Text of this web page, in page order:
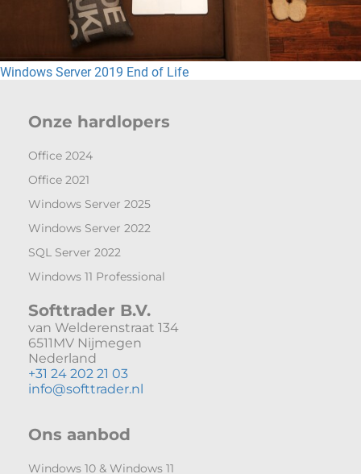
Windows Server 2019 End of Life
Onze hardlopers
Office 2024
Office 2021
Windows Server 2025
Windows Server 2022
SQL Server 2022
Windows 11 Professional
Softtrader B.V.
van Welderenstraat 134
6511MV Nijmegen
Nederland
+31 24 202 21 03
info@softtrader.nl
Ons aanbod
Windows 10 & Windows 11